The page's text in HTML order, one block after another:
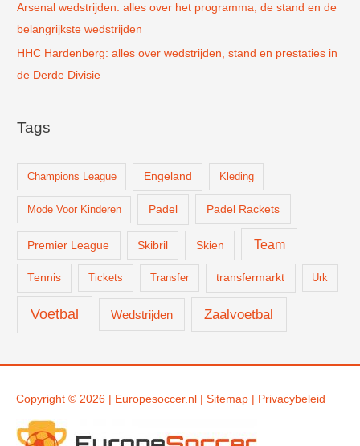
Arsenal wedstrijden: alles over het programma, de stand en de
belangrijkste wedstrijden
HHC Hardenberg: alles over wedstrijden, stand en prestaties in
de Derde Divisie
Tags
Champions League Engeland Kleding
Mode Voor Kinderen Padel Padel Rackets
Premier League Skibril Skien Team
Tennis Tickets Transfer transfermarkt Urk
Voetbal Wedstrijden Zaalvoetbal
Copyright © 2026 | Europesoccer.nl | Sitemap | Privacybeleid